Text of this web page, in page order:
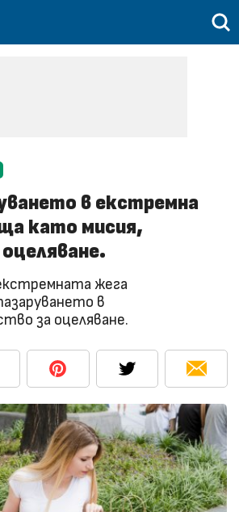
в екстремна
като мисия,
жега
в
за оцеляване.